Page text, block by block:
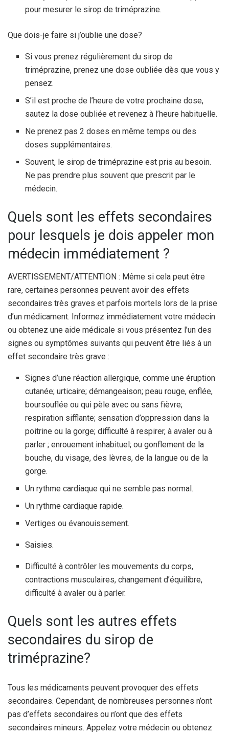
pour mesurer le sirop de triméprazine.
Que dois-je faire si j’oublie une dose?
Si vous prenez régulièrement du sirop de
triméprazine, prenez une dose oubliée dès que vous y
pensez.
S’il est proche de l’heure de votre prochaine dose,
sautez la dose oubliée et revenez à l’heure habituelle.
Ne prenez pas 2 doses en même temps ou des
doses supplémentaires.
Souvent, le sirop de triméprazine est pris au besoin.
Ne pas prendre plus souvent que prescrit par le
médecin.
Quels sont les effets secondaires
pour lesquels je dois appeler mon
médecin immédiatement ?
AVERTISSEMENT/ATTENTION : Même si cela peut être
rare, certaines personnes peuvent avoir des effets
secondaires très graves et parfois mortels lors de la prise
d’un médicament. Informez immédiatement votre médecin
ou obtenez une aide médicale si vous présentez l’un des
signes ou symptômes suivants qui peuvent être liés à un
effet secondaire très grave :
Signes d’une réaction allergique, comme une éruption
cutanée; urticaire; démangeaison; peau rouge, enflée,
boursouflée ou qui pèle avec ou sans fièvre;
respiration sifflante; sensation d’oppression dans la
poitrine ou la gorge; difficulté à respirer, à avaler ou à
parler ; enrouement inhabituel; ou gonflement de la
bouche, du visage, des lèvres, de la langue ou de la
gorge.
Un rythme cardiaque qui ne semble pas normal.
Un rythme cardiaque rapide.
Vertiges ou évanouissement.
Saisies.
Difficulté à contrôler les mouvements du corps,
contractions musculaires, changement d’équilibre,
difficulté à avaler ou à parler.
Quels sont les autres effets
secondaires du sirop de
triméprazine?
Tous les médicaments peuvent provoquer des effets
secondaires. Cependant, de nombreuses personnes n’ont
pas d’effets secondaires ou n’ont que des effets
secondaires mineurs. Appelez votre médecin ou obtenez